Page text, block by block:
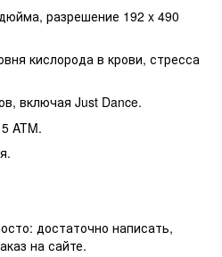
разрешение 192 x 490
кислорода в крови, стресса
включая Just Dance.
ATM.
достаточно написать,
на сайте.